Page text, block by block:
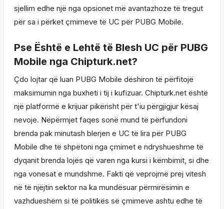
sjellim edhe një nga opsionet më avantazhoze të tregut
për sa i përket çmimeve të UC për PUBG Mobile.
Pse Është e Lehtë të Blesh UC për PUBG
Mobile nga Chipturk.net?
Çdo lojtar që luan PUBG Mobile dëshiron të përfitojë
maksimumin nga buxheti i tij i kufizuar. Chipturk.net është
një platformë e krijuar pikërisht për t'iu përgjigjur kësaj
nevoje. Nëpërmjet faqes sonë mund të përfundoni
brenda pak minutash blerjen e UC të lira për PUBG
Mobile dhe të shpëtoni nga çmimet e ndryshueshme të
dyqanit brenda lojës që varen nga kursi i këmbimit, si dhe
nga vonesat e mundshme. Fakti që veprojmë prej vitesh
në të njëjtin sektor na ka mundësuar përmirësimin e
vazhdueshëm si të politikës së çmimeve ashtu edhe të